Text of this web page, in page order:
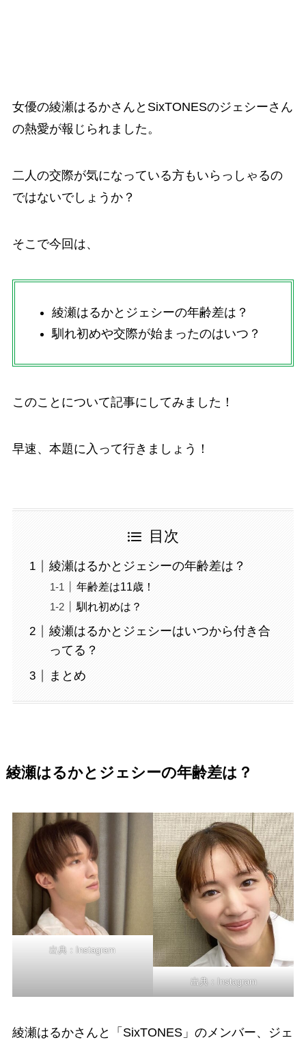
女優の綾瀬はるかさんとSixTONESのジェシーさん
の熱愛が報じられました。
二人の交際が気になっている方もいらっしゃるの
ではないでしょうか？
そこで今回は、
綾瀬はるかとジェシーの年齢差は？
馴れ初めや交際が始まったのはいつ？
このことについて記事にしてみました！
早速、本題に入って行きましょう！
目次
綾瀬はるかとジェシーの年齢差は？
年齢差は11歳！
馴れ初めは？
綾瀬はるかとジェシーはいつから付き合
ってる？
まとめ
綾瀬はるかとジェシーの年齢差は？
出典：Instagram
出典： Instagram
綾瀬はるかさんと「SixTONES」のメンバー、ジェ